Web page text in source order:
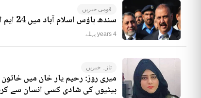
قومی خبریں
سندھ ہاؤس اسلام آباد میں 24 ایم این ایز موجود ہیں، راجہ ریاض کا انکشاف
4 years پہلے
تازہ خبریں
میری روز: رحیم یار خان میں
بیٹیوں کی شادی کسی انسان سے